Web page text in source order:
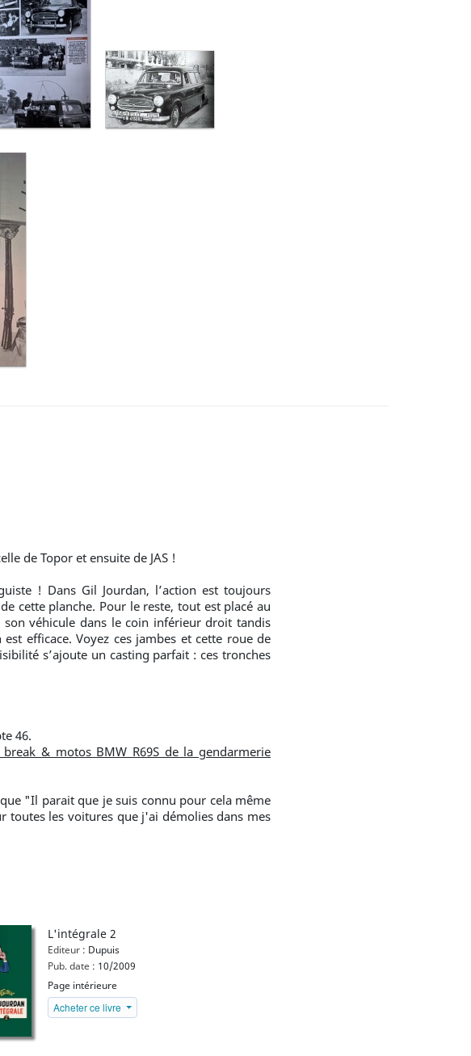
de Topor et ensuite de JAS !
! Dans Gil Jourdan, l’action est toujours
cette planche. Pour le reste, tout est placé au
son véhicule dans le coin inférieur droit tandis
efficace. Voyez ces jambes et cette roue de
s’ajoute un casting parfait : ces tronches
46.
& motos BMW R69S de la gendarmerie
"Il parait que je suis connu pour cela même
les voitures que j'ai démolies dans mes
L'intégrale 2
Editeur : Dupuis
Pub. date : 10/2009
Page intérieure
Acheter ce livre